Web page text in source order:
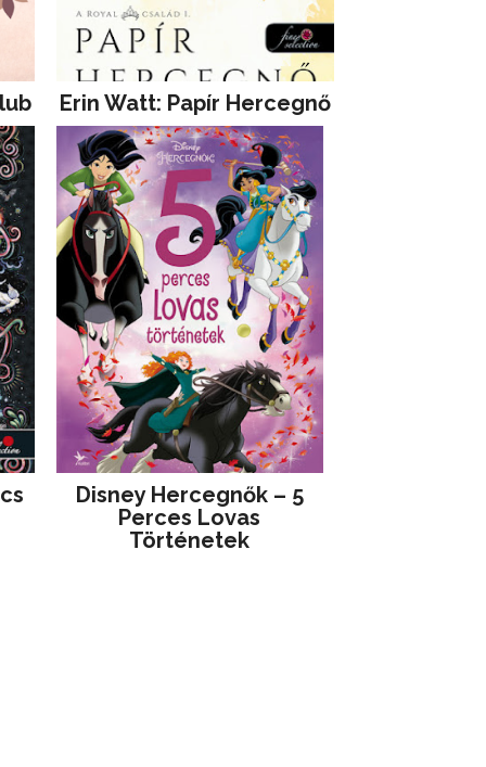
Erin Watt: Papír Hercegnő
Disney ​Hercegnők – 5
Perces Lovas
Történetek